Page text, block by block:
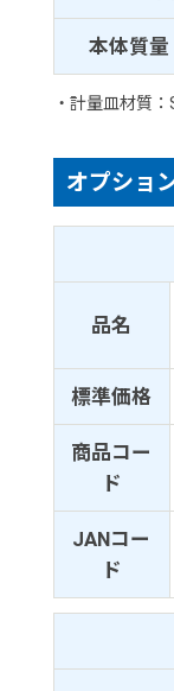
本体質量
・計量皿材質
オプショ
品名
標準価格
商品コー
ド
JANコー
ド